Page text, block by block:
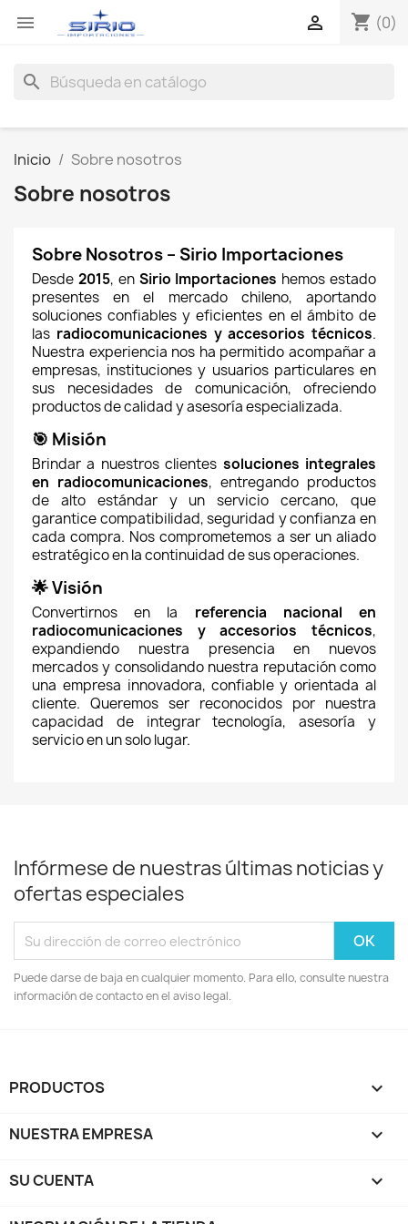
 shopping_cart (0)

search
Inicio Sobre nosotros
Sobre nosotros
Sobre Nosotros – Sirio Importaciones
Desde 2015, en Sirio Importaciones hemos estado
presentes en el mercado chileno, aportando
soluciones confiables y eficientes en el ámbito de
las radiocomunicaciones y accesorios técnicos.
Nuestra experiencia nos ha permitido acompañar a
empresas, instituciones y usuarios particulares en
sus necesidades de comunicación, ofreciendo
productos de calidad y asesoría especializada.
🎯 Misión
Brindar a nuestros clientes soluciones integrales
en radiocomunicaciones, entregando productos
de alto estándar y un servicio cercano, que
garantice compatibilidad, seguridad y confianza en
cada compra. Nos comprometemos a ser un aliado
estratégico en la continuidad de sus operaciones.
🌟 Visión
Convertirnos en la referencia nacional en
radiocomunicaciones y accesorios técnicos,
expandiendo nuestra presencia en nuevos
mercados y consolidando nuestra reputación como
una empresa innovadora, confiable y orientada al
cliente. Queremos ser reconocidos por nuestra
capacidad de integrar tecnología, asesoría y
servicio en un solo lugar.
Infórmese de nuestras últimas noticias y
ofertas especiales
Puede darse de baja en cualquier momento. Para ello, consulte nuestra
información de contacto en el aviso legal.
PRODUCTOS 
NUESTRA EMPRESA 
SU CUENTA 